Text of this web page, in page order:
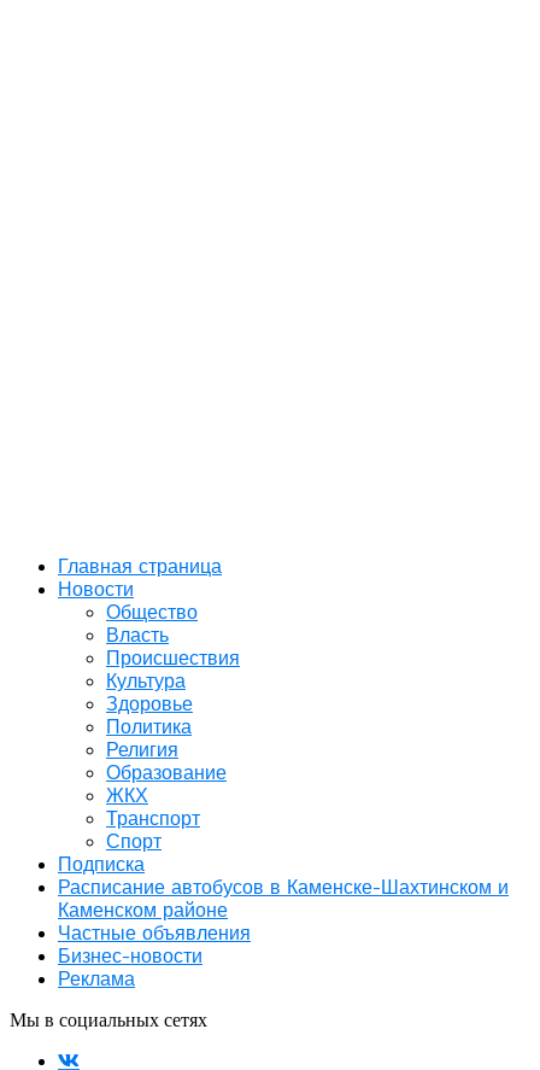
Главная страница
Новости
Общество
Власть
Происшествия
Культура
Здоровье
Политика
Религия
Образование
ЖКХ
Транспорт
Спорт
Подписка
Расписание автобусов в Каменске-Шахтинском и
Каменском районе
Частные объявления
Бизнес-новости
Реклама
Мы в социальных сетях